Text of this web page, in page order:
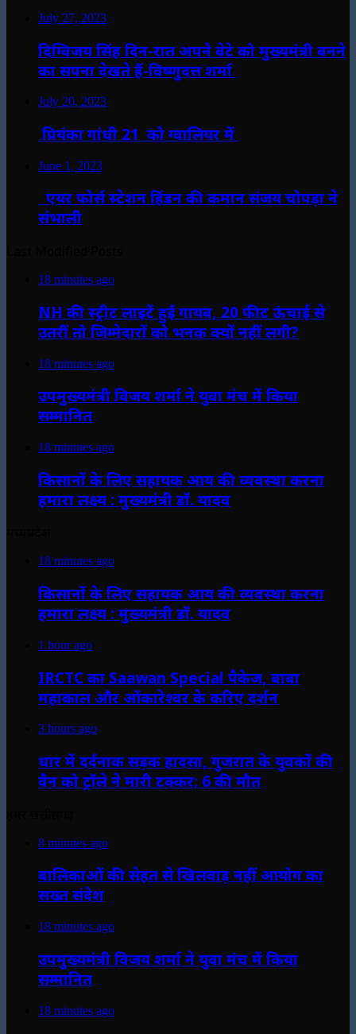
July 27, 2023
दिग्विजय सिंह दिन-रात अपने बेटे को मुख्यमंत्री बनने
का सपना देखते हैं-विष्णुदत्त शर्मा
July 20, 2023
प्रियंका गांधी 21 को ग्वालियर में
June 1, 2023
एयर फोर्स स्टेशन हिंडन की कमान संजय चोपड़ा ने
संभाली
18 minutes ago
NH की स्ट्रीट लाइटें हुईं गायब, 20 फीट ऊंचाई से
उतरीं तो जिम्मेदारों को भनक क्यों नहीं लगी?
18 minutes ago
उपमुख्यमंत्री विजय शर्मा ने युवा मंच में किया
सम्मानित
18 minutes ago
किसानों के लिए सहायक आय की व्यवस्था करना
हमारा लक्ष्य : मुख्यमंत्री डॉ. यादव
18 minutes ago
किसानों के लिए सहायक आय की व्यवस्था करना
हमारा लक्ष्य : मुख्यमंत्री डॉ. यादव
1 hour ago
IRCTC का Saawan Special पैकेज, बाबा
महाकाल और ओंकारेश्वर के करिए दर्शन
3 hours ago
धार में दर्दनाक सड़क हादसा, गुजरात के युवकों की
वैन को ट्रॉले ने मारी टक्कर; 6 की मौत
8 minutes ago
बालिकाओं की सेहत से खिलवाड़ नहीं आयोग का
सख्त संदेश
18 minutes ago
उपमुख्यमंत्री विजय शर्मा ने युवा मंच में किया
सम्मानित
18 minutes ago